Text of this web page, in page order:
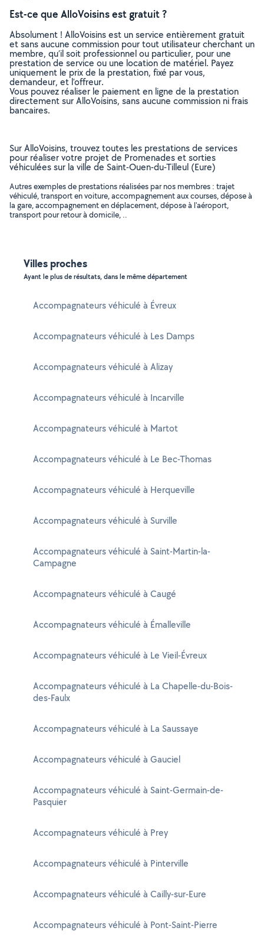
Est-ce que AlloVoisins est gratuit ?
Absolument ! AlloVoisins est un service entièrement gratuit
et sans aucune commission pour tout utilisateur cherchant un
membre, qu’il soit professionnel ou particulier, pour une
prestation de service ou une location de matériel. Payez
uniquement le prix de la prestation, fixé par vous,
demandeur, et l’offreur.
Vous pouvez réaliser le paiement en ligne de la prestation
directement sur AlloVoisins, sans aucune commission ni frais
bancaires.
Sur AlloVoisins, trouvez toutes les prestations de services
pour réaliser votre projet de Promenades et sorties
véhiculées sur la ville de Saint-Ouen-du-Tilleul (Eure)
Autres exemples de prestations réalisées par nos membres : trajet
véhiculé, transport en voiture, accompagnement aux courses, dépose à
la gare, accompagnement en déplacement, dépose à l'aéroport,
transport pour retour à domicile, ..
Villes proches
Ayant le plus de résultats, dans le même département
Accompagnateurs véhiculé à Évreux
Accompagnateurs véhiculé à Les Damps
Accompagnateurs véhiculé à Alizay
Accompagnateurs véhiculé à Incarville
Accompagnateurs véhiculé à Martot
Accompagnateurs véhiculé à Le Bec-Thomas
Accompagnateurs véhiculé à Herqueville
Accompagnateurs véhiculé à Surville
Accompagnateurs véhiculé à Saint-Martin-la-
Campagne
Accompagnateurs véhiculé à Caugé
Accompagnateurs véhiculé à Émalleville
Accompagnateurs véhiculé à Le Vieil-Évreux
Accompagnateurs véhiculé à La Chapelle-du-Bois-
des-Faulx
Accompagnateurs véhiculé à La Saussaye
Accompagnateurs véhiculé à Gauciel
Accompagnateurs véhiculé à Saint-Germain-de-
Pasquier
Accompagnateurs véhiculé à Prey
Accompagnateurs véhiculé à Pinterville
Accompagnateurs véhiculé à Cailly-sur-Eure
Accompagnateurs véhiculé à Pont-Saint-Pierre